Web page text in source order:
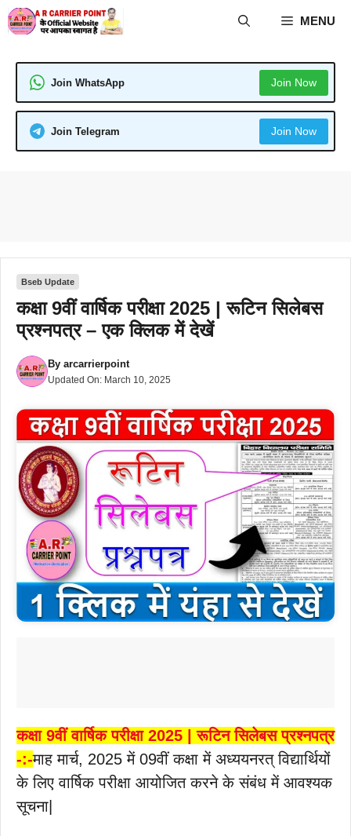
Skip
to
MENU
Join WhatsApp Join Now
Join Telegram Join Now
Bseb Update
कक्षा 9वीं वार्षिक परीक्षा 2025 | रूटिन सिलेबस
प्रश्नपत्र – एक क्लिक में देखें
By arcarrierpoint
Updated On: March 10, 2025
कक्षा 9वीं वार्षिक परीक्षा 2025 | रूटिन सिलेबस प्रश्नपत्र
-:-माह मार्च, 2025 में 09वीं कक्षा में अध्ययनरत् विद्यार्थियों
के लिए वार्षिक परीक्षा आयोजित करने के संबंध में आवश्यक
सूचना|